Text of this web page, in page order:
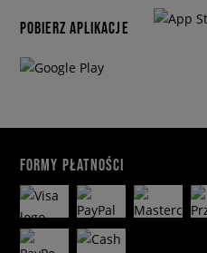
POBIERZ APLIKACJE
FORMY PŁATNOŚCI